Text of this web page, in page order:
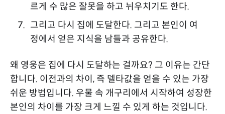
르게 수 많은 잘못을 하고 뉘우치기도 한다.
그리고 다시 집에 도달한다. 그리고 본인이 여
정에서 얻은 지식을 남들과 공유한다.
왜 영웅은 집에 다시 도달하는 걸까요? 그 이유는 간단
합니다. 이전과의 차이, 즉 델타값을 얻을 수 있는 가장
쉬운 방법입니다. 우물 속 개구리에서 시작하여 성장한
본인의 차이를 가장 크게 느낄 수 있게 하는 것입니다.